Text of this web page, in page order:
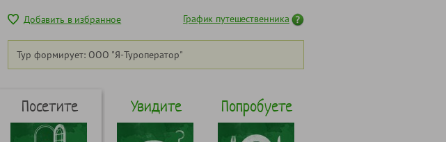
Добавить в избранное График путешественника
Тур формирует: ООО "Я-Туроператор"
Посетите Увидите Попробуете